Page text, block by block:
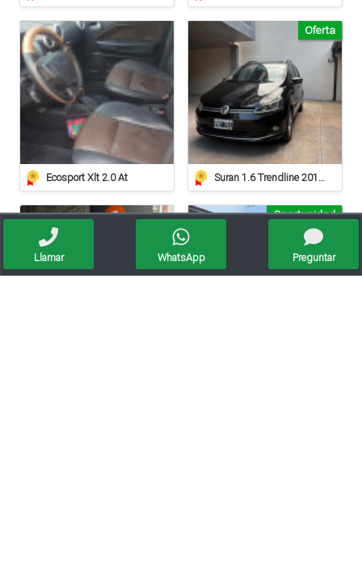
Ecosport Xlt 2.0 At Suran 1.6 Trendline 2015 – Impecable
Oferta
Oportunidad
Llamar WhatsApp Preguntar